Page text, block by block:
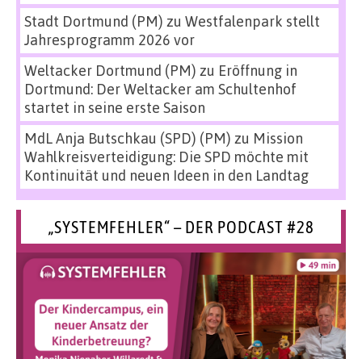
Stadt Dortmund (PM) zu Westfalenpark stellt
Jahresprogramm 2026 vor
Weltacker Dortmund (PM) zu Eröffnung in
Dortmund: Der Weltacker am Schultenhof
startet in seine erste Saison
MdL Anja Butschkau (SPD) (PM) zu Mission
Wahlkreisverteidigung: Die SPD möchte mit
Kontinuität und neuen Ideen in den Landtag
„SYSTEMFEHLER“ – DER PODCAST #28